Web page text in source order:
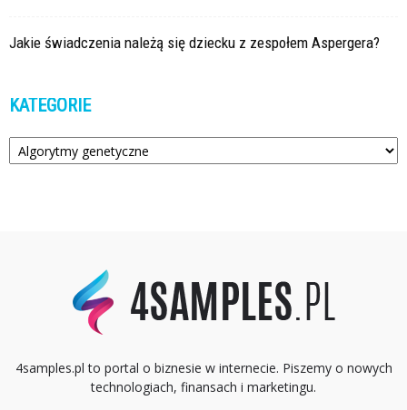
Jakie świadczenia należą się dziecku z zespołem Aspergera?
KATEGORIE
Kategorie
4samples.pl to portal o biznesie w internecie. Piszemy o nowych
technologiach, finansach i marketingu.